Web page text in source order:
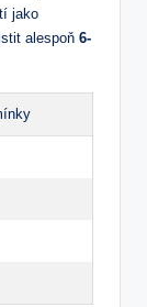
jako
alespoň 6-